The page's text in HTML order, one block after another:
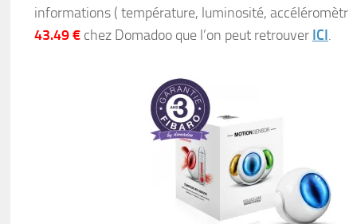
informations ( température, luminosité,
43.49 € chez Domadoo que l’on peut retrouver ICI.